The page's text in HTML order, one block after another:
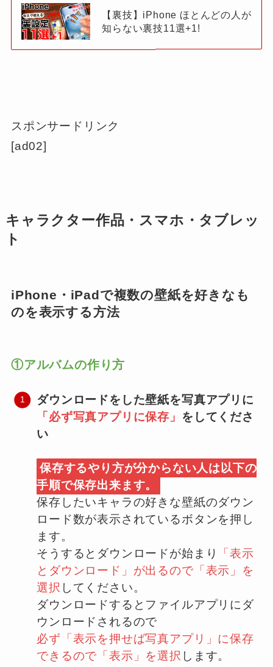
【裏技】iPhone ほとんどの人が
知らない裏技11選+1!
スポンサードリンク
[ad02]
キャラクター作品・スマホ・タブレッ
ト
iPhone・iPadで複数の壁紙を好きなも
のを表示する方法
①アルバムの作り方
ダウンロードをした壁紙を写真アプリに
「必ず写真アプリに保存」 をしてくださ
い
保存するやり方が分からない人は以下の
手順で保存出来ます。
保存したいキャラの好きな壁紙のダウン
ロード数が表示されているボタンを押し
ます。
そうするとダウンロードが始まり
「表示
とダウンロード」が出るので「表示」を
選択 してください。
ダウンロードするとファイルアプリにダ
ウンロードされるので
必ず「表示を押せば写真アプリ」に保存
できるので「表示」を選択 します。